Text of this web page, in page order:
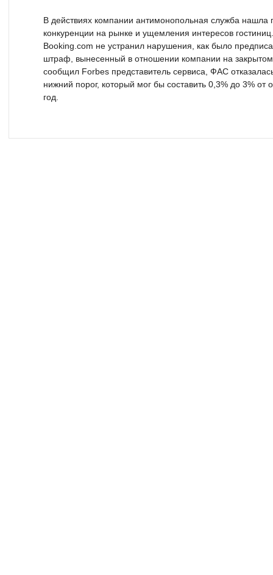
В действиях компании антимонопольная служба нашла
конкуренции на рынке и ущемления интересов
Booking.com не устранил нарушения, как было
штраф, вынесенный в отношении компании на закрытом
сообщил Forbes представитель сервиса, ФАС
нижний порог, который мог бы составить 0,3% до 3% от
год.